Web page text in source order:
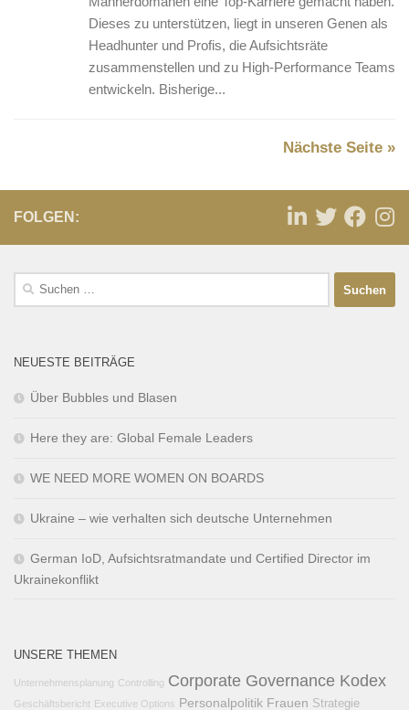
Dieses zu unterstützen, liegt in unseren Genen als
Headhunter und Profis, die Aufsichtsräte
zusammenstellen und zu High-Performance Teams
entwickeln. Bisherige...
Nächste Seite »
FOLGEN:
NEUESTE BEITRÄGE
Über Bubbles und Blasen
Here they are: Global Female Leaders
WE NEED MORE WOMEN ON BOARDS
Ukraine – wie verhalten sich deutsche Unternehmen
German IoD, Aufsichtsratmandate und Certified Director im
Ukrainekonflikt
UNSERE THEMEN
Unternehmensplanung Controlling Corporate Governance Kodex
Geschäftsbericht Executive Options Personalpolitik Frauen Strategie